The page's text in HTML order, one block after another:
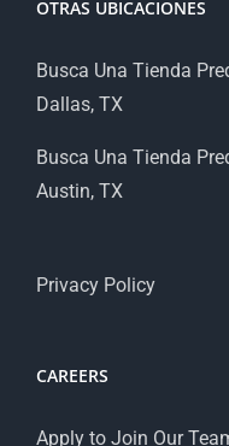
OTRAS UBICACIONES
Busca Una Tienda
Dallas, TX
Busca Una Tienda
Austin, TX
Privacy Policy
CAREERS
Apply to Join Our